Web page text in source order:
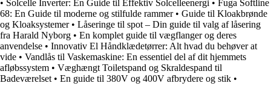
• Solcelle Inverter: En Guide til Effektiv Solcelleenergi • Fuga Softline
68: En Guide til moderne og stilfulde rammer• Guide til Kloakbrønde
og Kloaksystemer• Låseringe til spot – Din guide til valg af låsering
fra Harald Nyborg • En komplet guide til vægflanger og deres
anvendelse • Innovativ El Håndklædetørrer: Alt hvad du behøver at
vide • Vandlås til Vaskemaskine: En essentiel del af dit hjemmets
afløbssystem • Væghængt Toiletspand og Skraldespand til
Badeværelset • En guide til 380V og 400V afbrydere og stik •